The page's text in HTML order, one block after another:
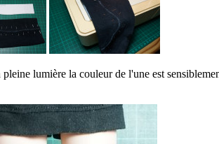
lumière la couleur de l'une est